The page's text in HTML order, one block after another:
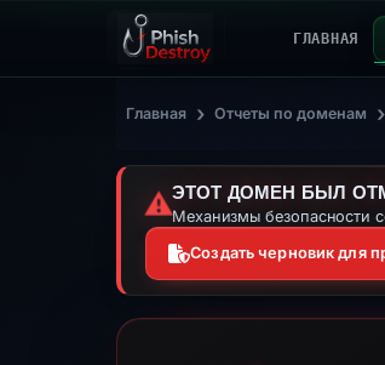
ГЛАВНАЯ
Главная › Отчеты по доменам ›
⚠️ЭТОТ ДОМЕН БЫЛ
Механизмы безопасности
Создать черновик для